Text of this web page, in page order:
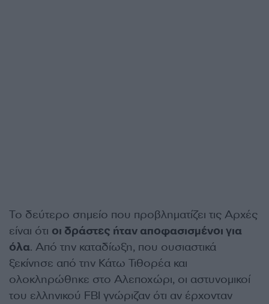
Το δεύτερο σημείο που προβληματίζει τις Αρχές
είναι ότι οι δράστες ήταν αποφασισμένοι για
όλα. Από την καταδίωξη, που ουσιαστικά
ξεκίνησε από την Κάτω Τιθορέα και
ολοκληρώθηκε στο Αλεποχώρι, οι αστυνομικοί
του ελληνικού FBI γνώριζαν ότι αν έρχονταν